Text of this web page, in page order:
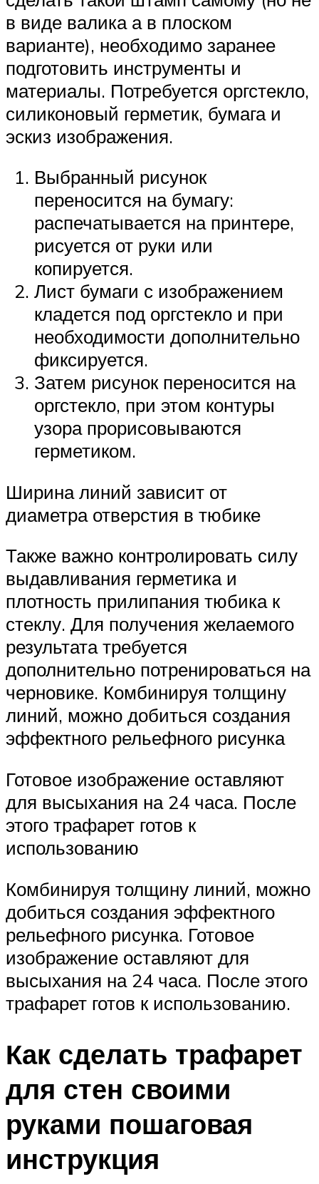
в виде валика а в плоском
варианте), необходимо заранее
подготовить инструменты и
материалы. Потребуется оргстекло,
силиконовый герметик, бумага и
эскиз изображения.
Выбранный рисунок
переносится на бумагу:
распечатывается на принтере,
рисуется от руки или
копируется.
Лист бумаги с изображением
кладется под оргстекло и при
необходимости дополнительно
фиксируется.
Затем рисунок переносится на
оргстекло, при этом контуры
узора прорисовываются
герметиком.
Ширина линий зависит от
диаметра отверстия в тюбике
Также важно контролировать силу
выдавливания герметика и
плотность прилипания тюбика к
стеклу. Для получения желаемого
результата требуется
дополнительно потренироваться на
черновике. Комбинируя толщину
линий, можно добиться создания
эффектного рельефного рисунка
Готовое изображение оставляют
для высыхания на 24 часа. После
этого трафарет готов к
использованию
Комбинируя толщину линий, можно
добиться создания эффектного
рельефного рисунка. Готовое
изображение оставляют для
высыхания на 24 часа. После этого
трафарет готов к использованию.
Как сделать трафарет
для стен своими
руками пошаговая
инструкция